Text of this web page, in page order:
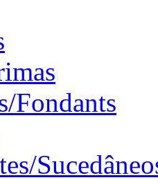
Fondants